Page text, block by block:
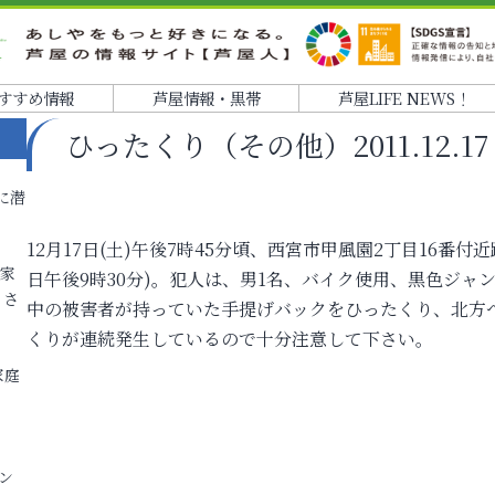
すめ情報 芦屋情報・黒帯 芦屋LIFE NEWS！
ひったくり（その他）
12月17日(土)午後7時45分頃、西宮市甲風園2丁目16番付
日午後9時30分)。犯人は、男1名、バイク使用、黒色ジャ
中の被害者が持っていた手提げバックをひったくり、北
くりが連続発生しているので十分注意して下さい。
潜